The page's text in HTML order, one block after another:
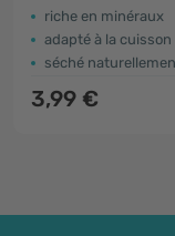
riche en minéraux
adapté à la cuisson et à la
séché naturellement sur
3,99 €